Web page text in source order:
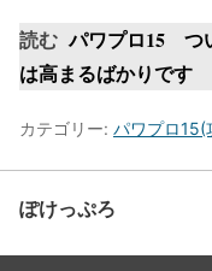
読む パワプロ15 つ
は高まるばかりです
カテゴリー: パワプロ15(
ぽけっぷろ